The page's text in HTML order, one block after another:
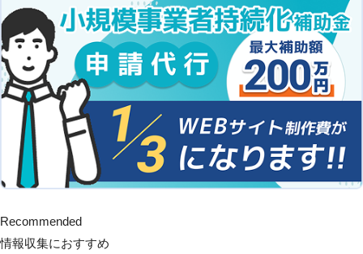
Recommended
情報収集におすすめ